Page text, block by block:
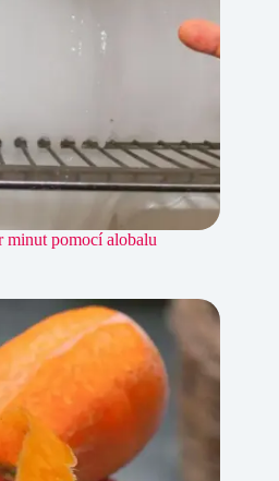
minut pomocí alobalu